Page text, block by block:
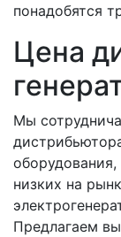
понадобятся
Цена
Мы
низких на
Предлагаем